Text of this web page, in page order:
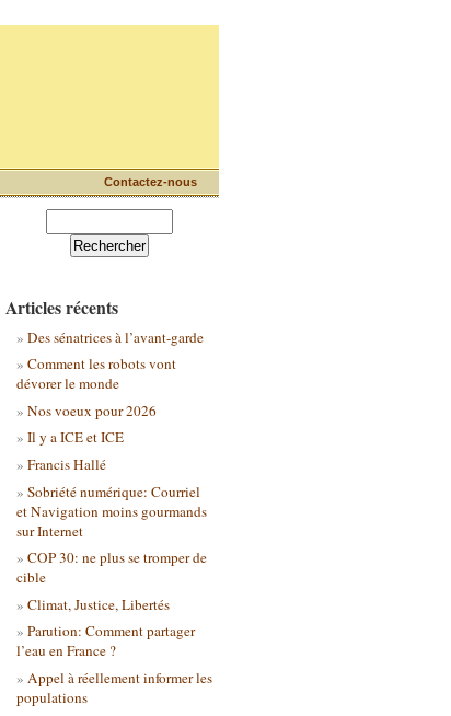
Contactez-nous
Articles récents
Des sénatrices à l’avant-garde
Comment les robots vont
dévorer le monde
Nos voeux pour 2026
Il y a ICE et ICE
Francis Hallé
Sobriété numérique: Courriel
et Navigation moins gourmands
sur Internet
COP 30: ne plus se tromper de
cible
Climat, Justice, Libertés
Parution: Comment partager
l’eau en France ?
Appel à réellement informer les
populations